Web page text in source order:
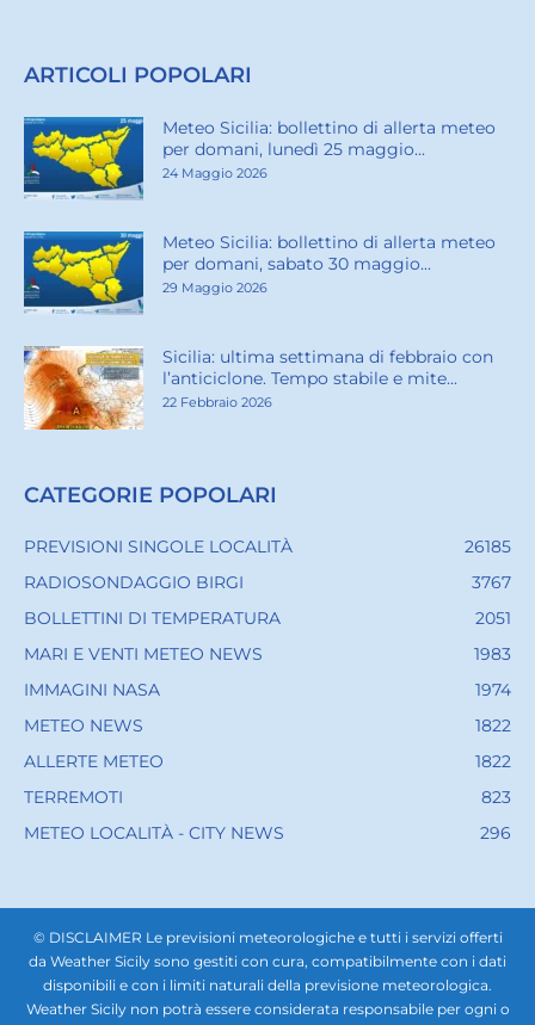
ARTICOLI POPOLARI
Meteo Sicilia: bollettino di allerta meteo
per domani, lunedì 25 maggio...
24 Maggio 2026
Meteo Sicilia: bollettino di allerta meteo
per domani, sabato 30 maggio...
29 Maggio 2026
Sicilia: ultima settimana di febbraio con
l’anticiclone. Tempo stabile e mite...
22 Febbraio 2026
CATEGORIE POPOLARI
PREVISIONI SINGOLE LOCALITÀ
26185
RADIOSONDAGGIO BIRGI
3767
BOLLETTINI DI TEMPERATURA
2051
MARI E VENTI METEO NEWS
1983
IMMAGINI NASA
1974
METEO NEWS
1822
ALLERTE METEO
1822
TERREMOTI
823
METEO LOCALITÀ - CITY NEWS
296
© DISCLAIMER Le previsioni meteorologiche e tutti i servizi offerti
da Weather Sicily sono gestiti con cura, compatibilmente con i dati
disponibili e con i limiti naturali della previsione meteorologica.
Weather Sicily non potrà essere considerata responsabile per ogni o